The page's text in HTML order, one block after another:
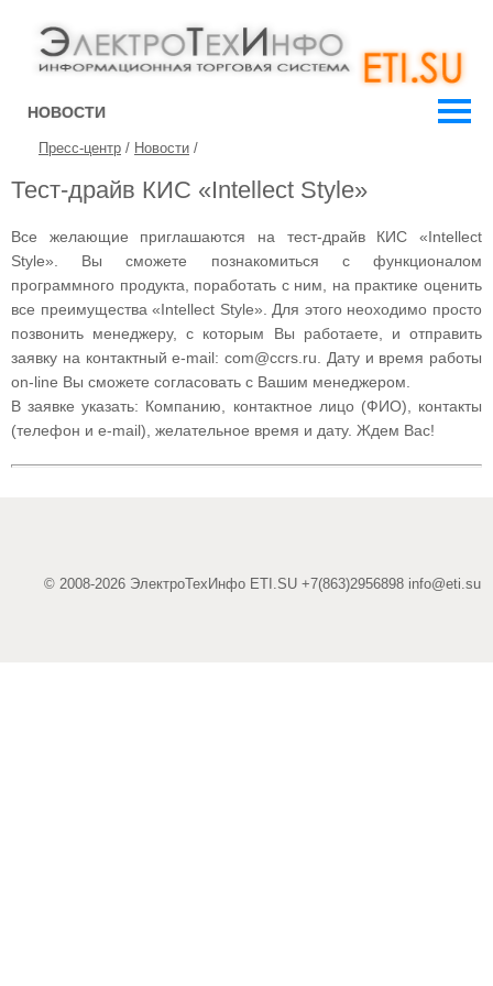
НОВОСТИ
Пресс-центр / Новости /
Тест-драйв КИС «Intellect Style»
Все желающие приглашаются на тест-драйв КИС «Intellect
Style». Вы сможете познакомиться с функционалом
программного продукта, поработать с ним, на практике оценить
все преимущества «Intellect Style». Для этого неоходимо просто
позвонить менеджеру, с которым Вы работаете, и отправить
заявку на контактный e-mail: com@ccrs.ru. Дату и время работы
on-line Вы сможете согласовать с Вашим менеджером.
В заявке указать: Компанию, контактное лицо (ФИО), контакты
(телефон и e-mail), желательное время и дату. Ждем Вас!
© 2008-2026 ЭлектроТехИнфо ETI.SU +7(863)2956898 info@eti.su